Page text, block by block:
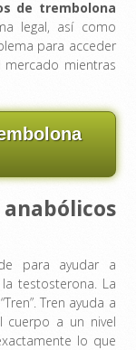
de trembolona
legal, así como
para acceder
mercado mientras
para ayudar a
testosterona. La
Tren ayuda a
cuerpo a un nivel
lo que